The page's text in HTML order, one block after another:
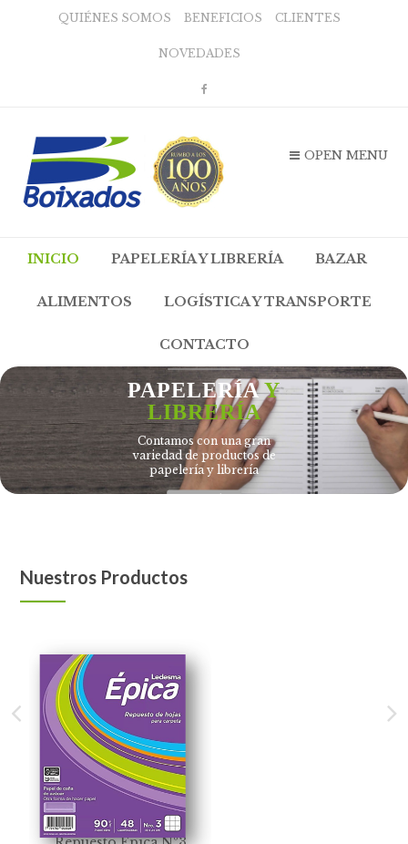
QUIÉNES SOMOS BENEFICIOS CLIENTES
NOVEDADES
OPEN MENU
INICIO PAPELERÍA Y LIBRERÍA BAZAR
ALIMENTOS LOGÍSTICA Y TRANSPORTE
CONTACTO
PAPELERÍAY
LIBRERÍA
Contamos con una gran
variedad de productos de
papelería y librería
Nuestros Productos